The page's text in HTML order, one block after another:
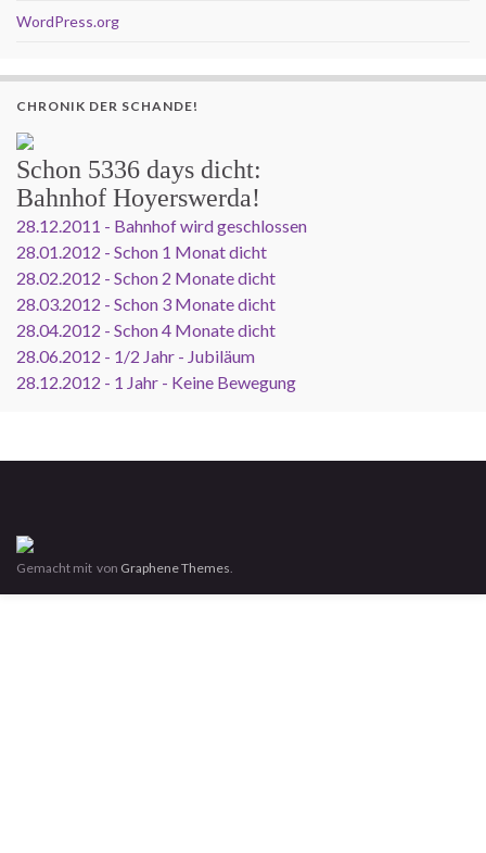
WordPress.org
CHRONIK DER SCHANDE!
Schon 5336 days dicht:
Bahnhof Hoyerswerda!
28.12.2011 - Bahnhof wird geschlossen
28.01.2012 - Schon 1 Monat dicht
28.02.2012 - Schon 2 Monate dicht
28.03.2012 - Schon 3 Monate dicht
28.04.2012 - Schon 4 Monate dicht
28.06.2012 - 1/2 Jahr - Jubiläum
28.12.2012 - 1 Jahr - Keine Bewegung
Gemacht mit von Graphene Themes.